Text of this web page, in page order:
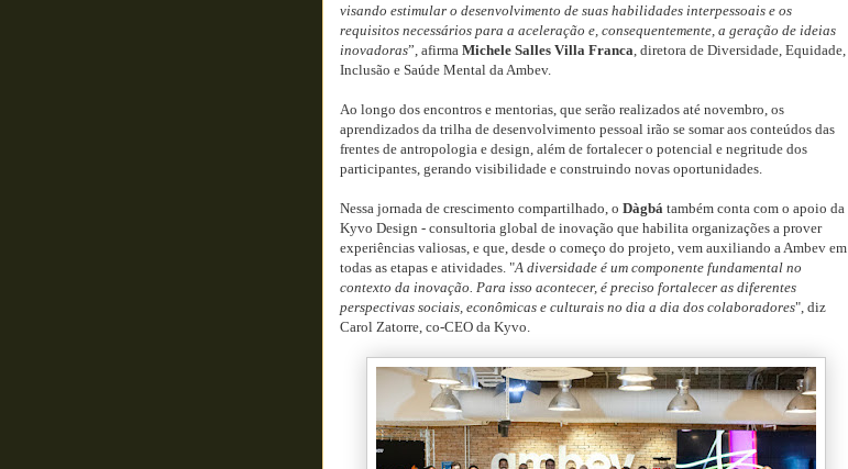
visando estimular o desenvolvimento de suas habilidades interpessoais e os
requisitos necessários para a aceleração e, consequentemente, a geração de ideias
inovadoras”, afirma Michele Salles Villa Franca, diretora de Diversidade, Equidade,
Inclusão e Saúde Mental da Ambev.
Ao longo dos encontros e mentorias, que serão realizados até novembro, os
aprendizados da trilha de desenvolvimento pessoal irão se somar aos conteúdos das
frentes de antropologia e design, além de fortalecer o potencial e negritude dos
participantes, gerando visibilidade e construindo novas oportunidades.
Nessa jornada de crescimento compartilhado, o Dàgbá também conta com o apoio da
Kyvo Design - consultoria global de inovação que habilita organizações a prover
experiências valiosas, e que, desde o começo do projeto, vem auxiliando a Ambev em
todas as etapas e atividades. "A diversidade é um componente fundamental no
contexto da inovação. Para isso acontecer, é preciso fortalecer as diferentes
perspectivas sociais, econômicas e culturais no dia a dia dos colaboradores", diz
Carol Zatorre, co-CEO da Kyvo.